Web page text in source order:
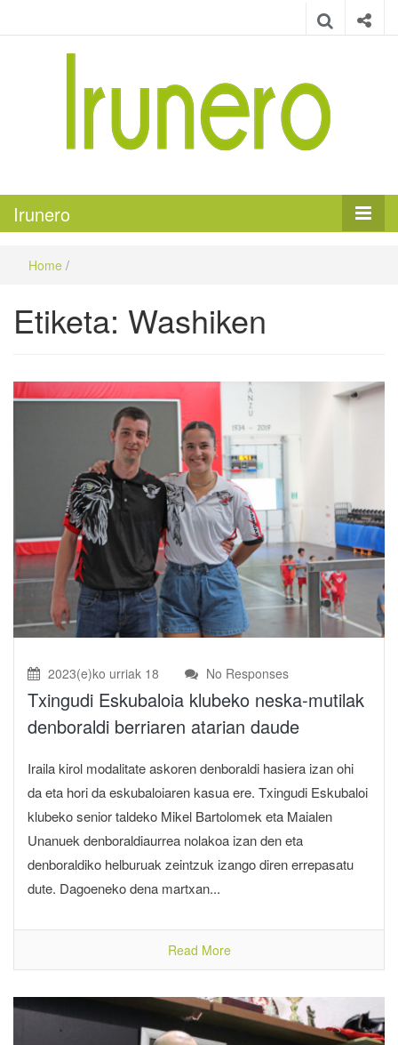
Irunero
Home /
Etiketa: Washiken
2023(e)ko urriak 18 No Responses
Txingudi Eskubaloia klubeko neska-mutilak
denboraldi berriaren atarian daude
Iraila kirol modalitate askoren denboraldi hasiera izan ohi
da eta hori da eskubaloiaren kasua ere. Txingudi Eskubaloi
klubeko senior taldeko Mikel Bartolomek eta Maialen
Unanuek denboraldiaurrea nolakoa izan den eta
denboraldiko helburuak zeintzuk izango diren errepasatu
dute. Dagoeneko dena martxan...
Read More